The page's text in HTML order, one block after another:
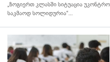
„ზოგიერთ კლასში სიტუაცია
საკმაოდ სოლიდურია“...